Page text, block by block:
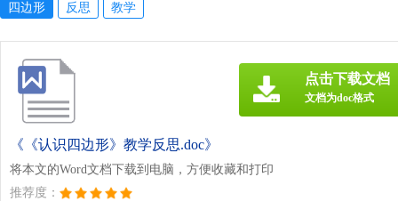
四边形 反思 教学
《《认识四边形》教学反思.doc》
将本文的Word文档下载到电脑，方便收藏和打印
推荐度：
点击下载文档
文档为doc格式